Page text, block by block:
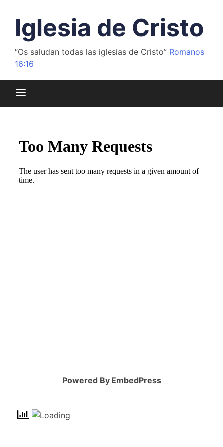
contenidoIglesia de Cristo
“Os saludan todas las iglesias de Cristo” Romanos
16:16
Powered By EmbedPress